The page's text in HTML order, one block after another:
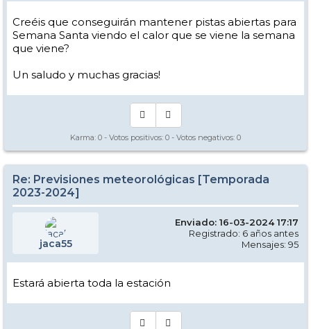
Creéis que conseguirán mantener pistas abiertas para
Semana Santa viendo el calor que se viene la semana
que viene?
Un saludo y muchas gracias!
Karma: 0 - Votos positivos: 0 - Votos negativos: 0
Re: Previsiones meteorológicas [Temporada
2023-2024]
jaca55
Enviado: 16-03-2024 17:17
Registrado: 6 años antes
Mensajes: 95
Estará abierta toda la estación